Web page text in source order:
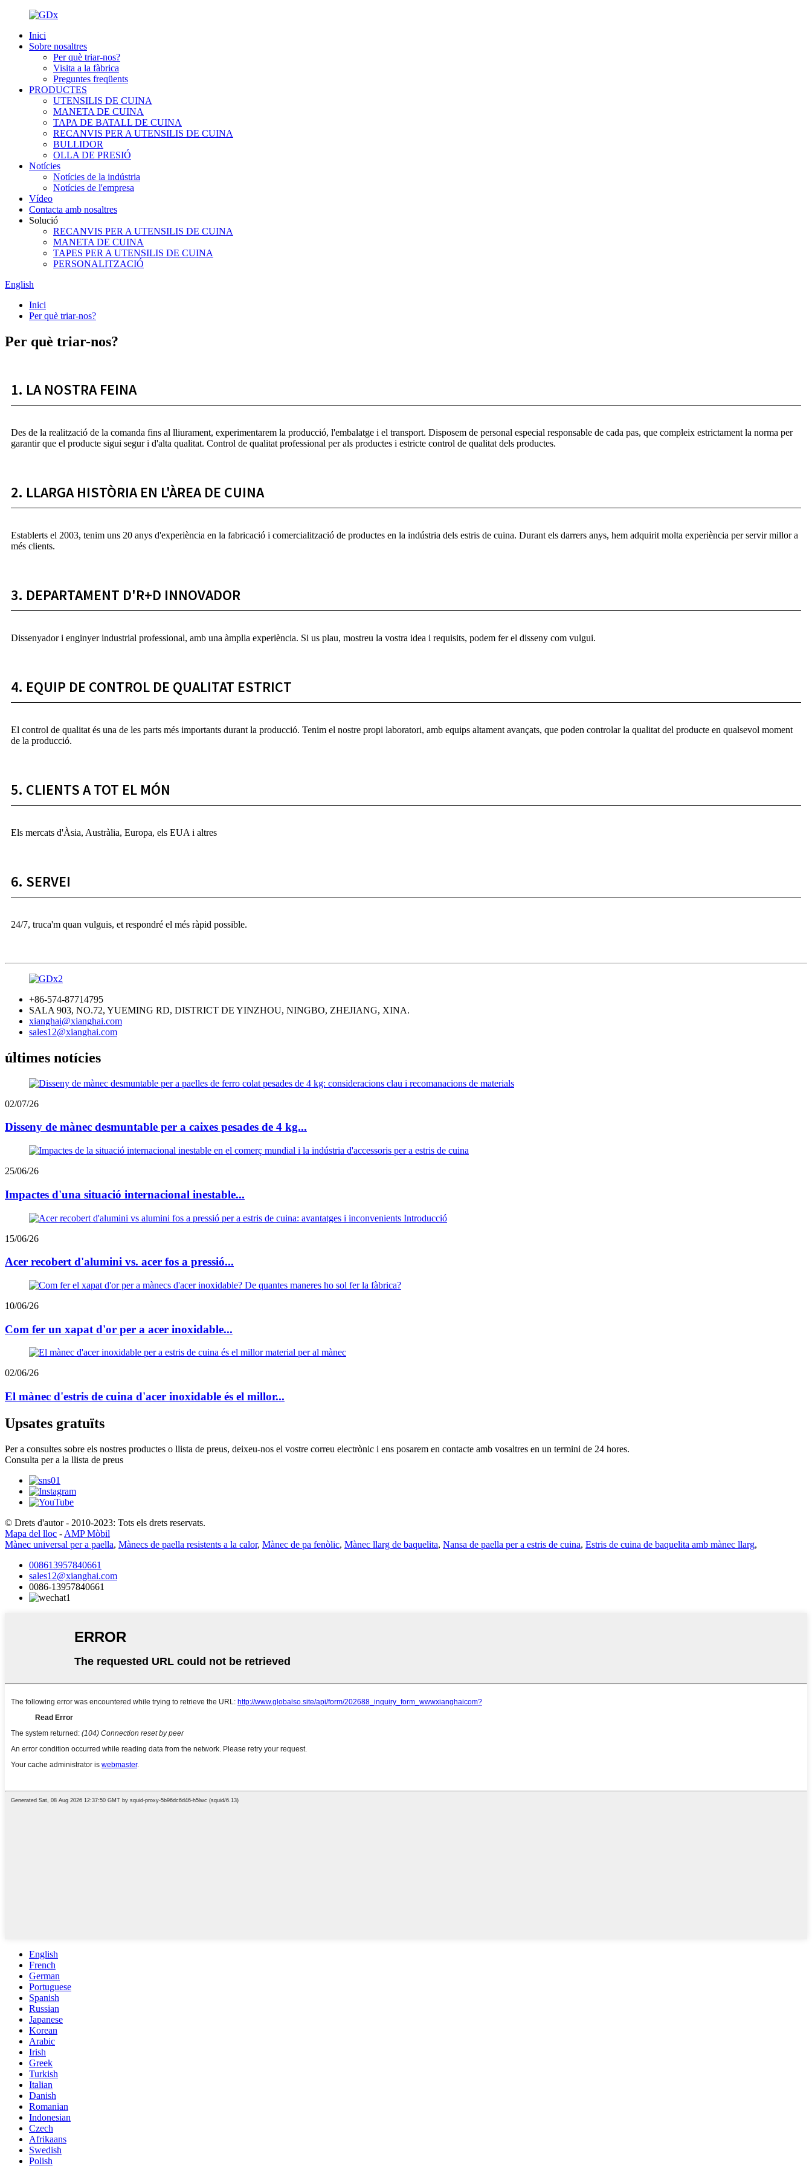
Inici
Sobre nosaltres
Per què triar-nos?
Visita a la fàbrica
Preguntes freqüents
PRODUCTES
UTENSILIS DE CUINA
MANETA DE CUINA
TAPA DE BATALL DE CUINA
RECANVIS PER A UTENSILIS DE CUINA
BULLIDOR
OLLA DE PRESIÓ
Notícies
Notícies de la indústria
Notícies de l'empresa
Vídeo
Contacta amb nosaltres
Solució
RECANVIS PER A UTENSILIS DE CUINA
MANETA DE CUINA
TAPES PER A UTENSILIS DE CUINA
PERSONALITZACIÓ
English
Inici
Per què triar-nos?
Per què triar-nos?
1. LA NOSTRA FEINA
Des de la realització de la comanda fins al lliurament, experimentarem la producció, l'embalatge i el transport. Disposem de personal especial responsable de cada pas, que compleix estrictament la norma per
garantir que el producte sigui segur i d'alta qualitat. Control de qualitat professional per als productes i estricte control de qualitat dels productes.
2. LLARGA HISTÒRIA EN L'ÀREA DE CUINA
Establerts el 2003, tenim uns 20 anys d'experiència en la fabricació i comercialització de productes en la indústria dels estris de cuina. Durant els darrers anys, hem adquirit molta experiència per servir millor a
més clients.
3. DEPARTAMENT D'R+D INNOVADOR
Dissenyador i enginyer industrial professional, amb una àmplia experiència. Si us plau, mostreu la vostra idea i requisits, podem fer el disseny com vulgui.
4. EQUIP DE CONTROL DE QUALITAT ESTRICT
El control de qualitat és una de les parts més importants durant la producció. Tenim el nostre propi laboratori, amb equips altament avançats, que poden controlar la qualitat del producte en qualsevol moment
de la producció.
5. CLIENTS A TOT EL MÓN
Els mercats d'Àsia, Austràlia, Europa, els EUA i altres
6. SERVEI
24/7, truca'm quan vulguis, et respondré el més ràpid possible.
+86-574-87714795
SALA 903, NO.72, YUEMING RD, DISTRICT DE YINZHOU, NINGBO, ZHEJIANG, XINA.
xianghai@xianghai.com
sales12@xianghai.com
últimes notícies
02/07/26
Disseny de mànec desmuntable per a caixes pesades de 4 kg...
25/06/26
Impactes d'una situació internacional inestable...
15/06/26
Acer recobert d'alumini vs. acer fos a pressió...
10/06/26
Com fer un xapat d'or per a acer inoxidable...
02/06/26
El mànec d'estris de cuina d'acer inoxidable és el millor...
Upsates gratuïts
Per a consultes sobre els nostres productes o llista de preus, deixeu-nos el vostre correu electrònic i ens posarem en contacte amb vosaltres en un termini de 24 hores.
Consulta per a la llista de preus
© Drets d'autor - 2010-2023: Tots els drets reservats.
Mapa del lloc - AMP Mòbil
Mànec universal per a paella, Mànecs de paella resistents a la calor, Mànec de pa fenòlic, Mànec llarg de baquelita, Nansa de paella per a estris de cuina, Estris de cuina de baquelita amb mànec llarg,
008613957840661
sales12@xianghai.com
0086-13957840661
English
French
German
Portuguese
Spanish
Russian
Japanese
Korean
Arabic
Irish
Greek
Turkish
Italian
Danish
Romanian
Indonesian
Czech
Afrikaans
Swedish
Polish